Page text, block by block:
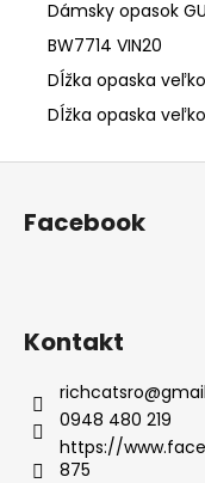
Dámsky opasok
BW7714 VIN20
Dĺžka opaska
Dĺžka opaska
GUESS
LIGHT
COGNAC
€59,90
Z
Facebook
Kontakt
richcatsro@
0948 480 219
https://
875